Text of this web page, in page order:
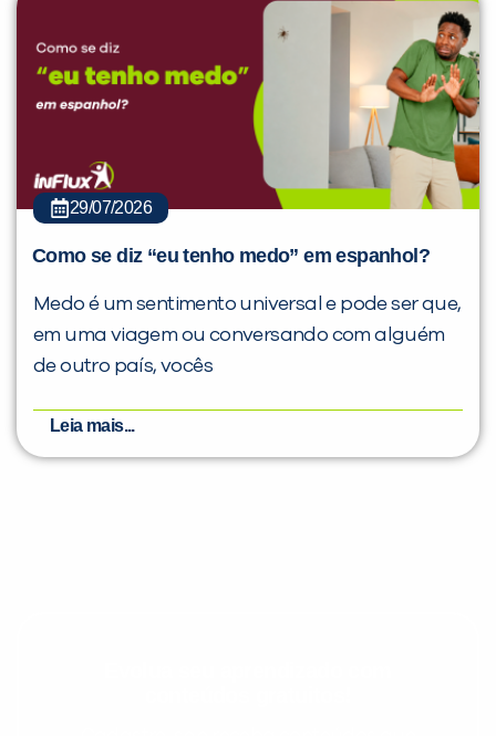
29/07/2026
Como se diz “eu tenho medo” em espanhol?
Medo é um sentimento universal e pode ser que,
em uma viagem ou conversando com alguém
de outro país, vocês
Leia mais...